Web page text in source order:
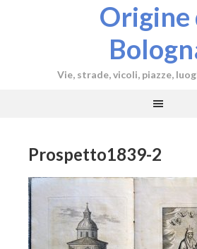
Origine
Vie, strade, vicoli, piazze,
Prospetto1839-2